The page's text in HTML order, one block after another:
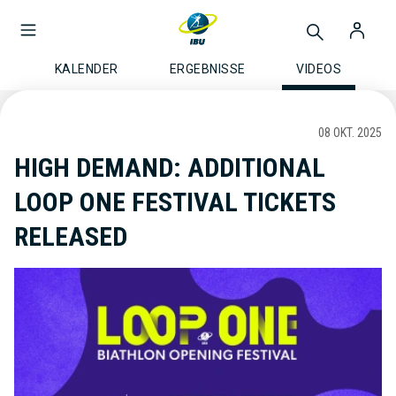
KALENDER ERGEBNISSE VIDEOS
08 OKT. 2025
HIGH DEMAND: ADDITIONAL
LOOP ONE FESTIVAL TICKETS
RELEASED